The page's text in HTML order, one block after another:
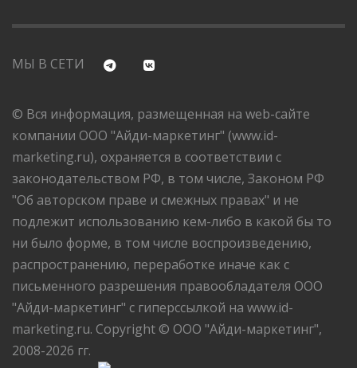
МЫ В СЕТИ
© Вся информация, размещенная на web-сайте
компании ООО "Айди-маркетинг" (www.id-
marketing.ru), охраняется в соответствии с
законодательством РФ, в том числе, Законом РФ
"Об авторском праве и смежных правах" и не
подлежит использованию кем-либо в какой бы то
ни было форме, в том числе воспроизведению,
распространению, переработке иначе как с
письменного разрешения правообладателя ООО
"Айди-маркетинг" с гиперссылкой на www.id-
marketing.ru. Copyright © ООО "Айди-маркетинг",
2008-2026 гг.